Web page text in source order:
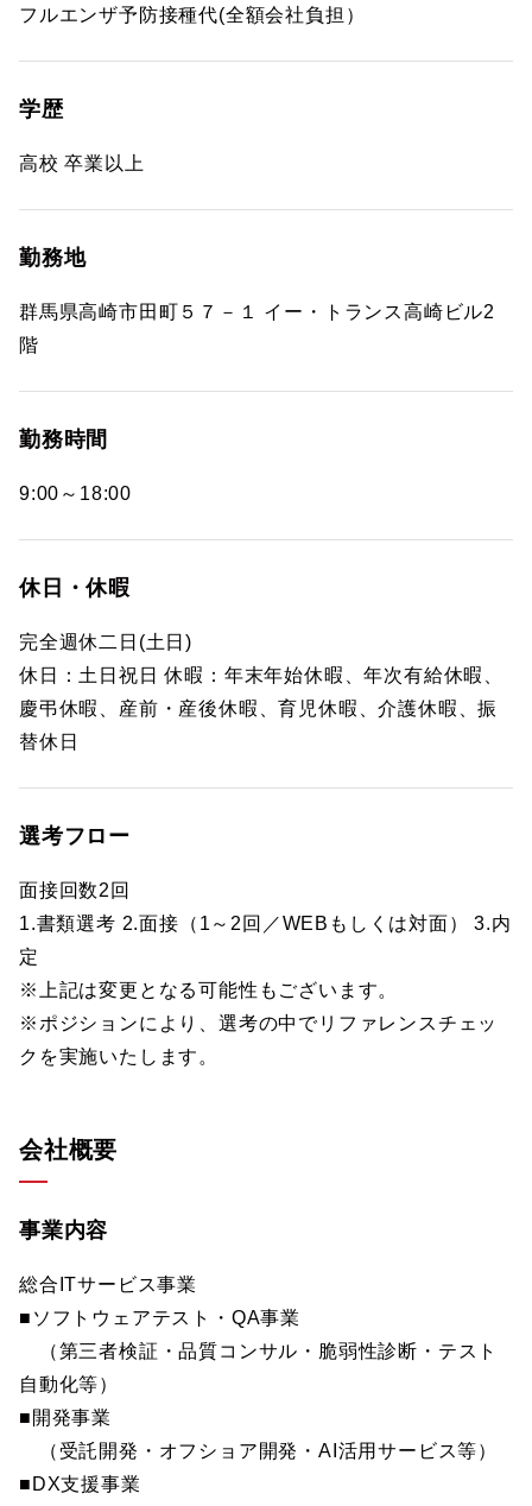
フルエンザ予防接種代(全額会社負担）
学歴
高校 卒業以上
勤務地
群馬県高崎市田町５７－１ イー・トランス高崎ビル2
階
勤務時間
9:00～18:00
休日・休暇
完全週休二日(土日)
休日：土日祝日 休暇：年末年始休暇、年次有給休暇、
慶弔休暇、産前・産後休暇、育児休暇、介護休暇、振
替休日
選考フロー
面接回数2回
1.書類選考 2.面接（1～2回／WEBもしくは対面） 3.内
定
※上記は変更となる可能性もございます。
※ポジションにより、選考の中でリファレンスチェッ
クを実施いたします。
会社概要
事業内容
総合ITサービス事業
■ソフトウェアテスト・QA事業
（第三者検証・品質コンサル・脆弱性診断・テスト
自動化等）
■開発事業
（受託開発・オフショア開発・AI活用サービス等）
■DX支援事業